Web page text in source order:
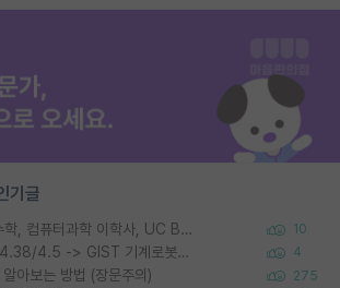
기글
Korea University 수학, 컴퓨터과학 이학사, UC Berkeley 산업공학 대학원 공학박사가 되는 것은 쉽지 않겠죠? 10
비지거국 지방국립대 4.38/4.5 -> GIST 기계로봇공학과 석사 4
아보는 방법 (장문주의) 275